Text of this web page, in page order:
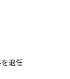
退任